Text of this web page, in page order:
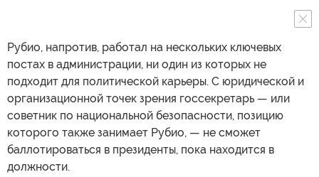
Рубио, напротив, работал на нескольких ключевых
постах в администрации, ни один из которых не
подходит для политической карьеры. С юридической и
организационной точек зрения госсекретарь — или
советник по национальной безопасности, позицию
которого также занимает Рубио, — не сможет
баллотироваться в президенты, пока находится в
должности.